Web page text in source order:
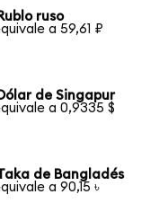
ruso
a 59,61 ₽
de Singapur
a 0,9335 $
de Bangladés
a 90,15 ৳